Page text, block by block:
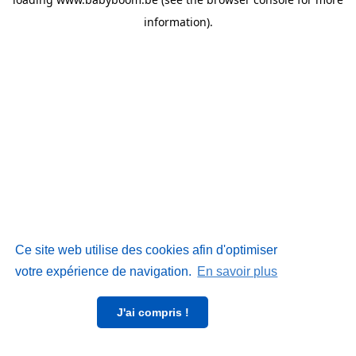
Ce site web utilise des cookies afin d'optimiser
votre expérience de navigation. En savoir plus
J'ai compris !
information).